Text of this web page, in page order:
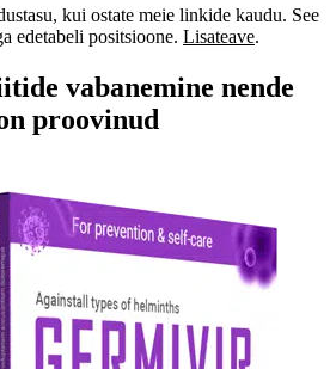
kui ostate meie linkide kaudu. See
edetabeli positsioone. Lisateave.
vabanemine nende
proovinud